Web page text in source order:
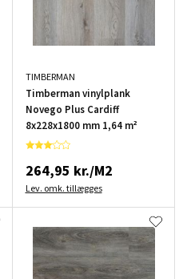
TIMBERMAN
Timberman vinylplank
Novego Plus Cardiff
8x228x1800 mm 1,64 m²
264,95 kr./M2
Lev. omk. tillægges